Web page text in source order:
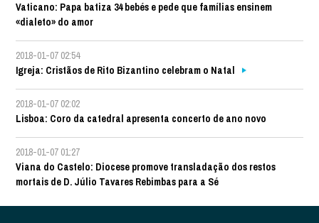
Vaticano: Papa batiza 34 bebés e pede que famílias ensinem
«dialeto» do amor
2018-01-07 02:54
Igreja: Cristãos de Rito Bizantino celebram o Natal
2018-01-07 02:02
Lisboa: Coro da catedral apresenta concerto de ano novo
2018-01-07 01:27
Viana do Castelo: Diocese promove transladação dos restos
mortais de D. Júlio Tavares Rebimbas para a Sé